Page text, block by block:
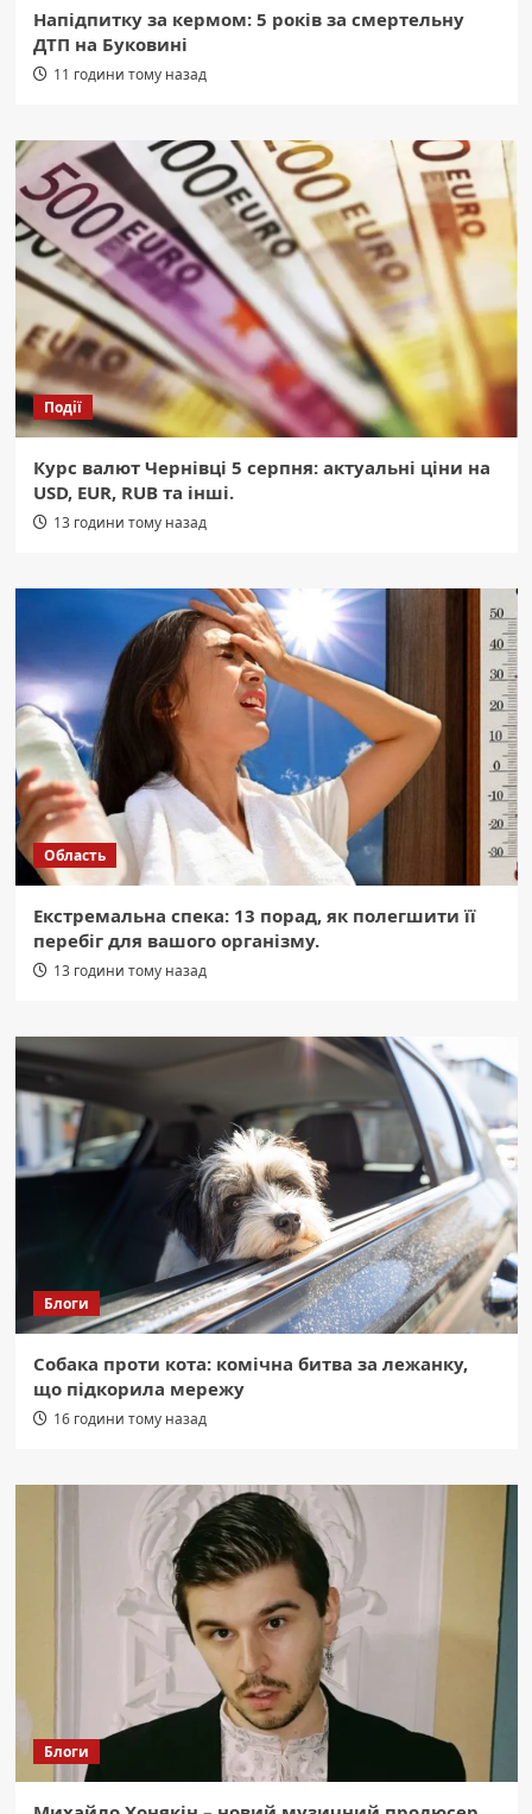
Напідпитку за кермом: 5 років за смертельну
ДТП на Буковині
11 години тому назад
Події
Курс валют Чернівці 5 серпня: актуальні ціни на
USD, EUR, RUB та інші.
13 години тому назад
Область
Екстремальна спека: 13 порад, як полегшити її
перебіг для вашого організму.
13 години тому назад
Блоги
Собака проти кота: комічна битва за лежанку,
що підкорила мережу
16 години тому назад
Блоги